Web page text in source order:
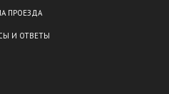
ПРОЕЗДА
И ОТВЕТЫ